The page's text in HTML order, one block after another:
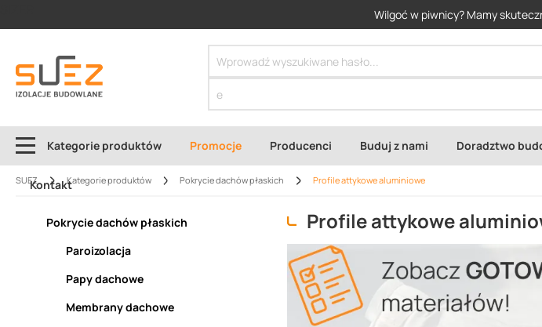
Wilgoć w piwnicy? Mamy
Kategorie produktów Promocje Producenci Buduj z nami Doradztwo
Kontakt
SUEZ Kategorie produktów Pokrycie dachów płaskich Profile attykowe aluminiowe
Pokrycie dachów płaskich
Paroizolacja
Papy dachowe
Membrany dachowe
Profile attykowe